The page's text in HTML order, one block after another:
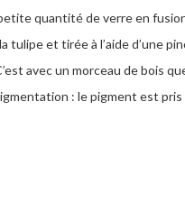
quantité de verre en
et tirée à l’aide d’une
avec un morceau de bois
: le pigment est